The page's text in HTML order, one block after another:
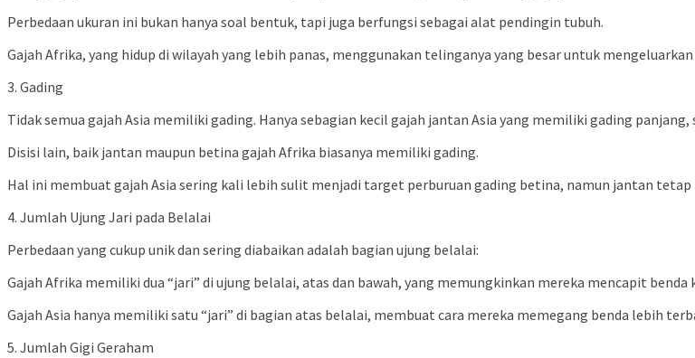
Perbedaan ukuran ini bukan hanya soal bentuk, tapi juga berfungsi sebagai alat pendingin tubuh.
Gajah Afrika, yang hidup di wilayah yang lebih panas, menggunakan telinganya yang besar untuk
3. Gading
Tidak semua gajah Asia memiliki gading. Hanya sebagian kecil gajah jantan Asia yang memiliki gading
Disisi lain, baik jantan maupun betina gajah Afrika biasanya memiliki gading.
Hal ini membuat gajah Asia sering kali lebih sulit menjadi target perburuan gading betina, namun jantan tetap
4. Jumlah Ujung Jari pada Belalai
Perbedaan yang cukup unik dan sering diabaikan adalah bagian ujung belalai:
Gajah Afrika memiliki dua “jari” di ujung belalai, atas dan bawah, yang memungkinkan mereka mencapit benda
Gajah Asia hanya memiliki satu “jari” di bagian atas belalai, membuat cara mereka memegang benda lebih
5. Jumlah Gigi Geraham